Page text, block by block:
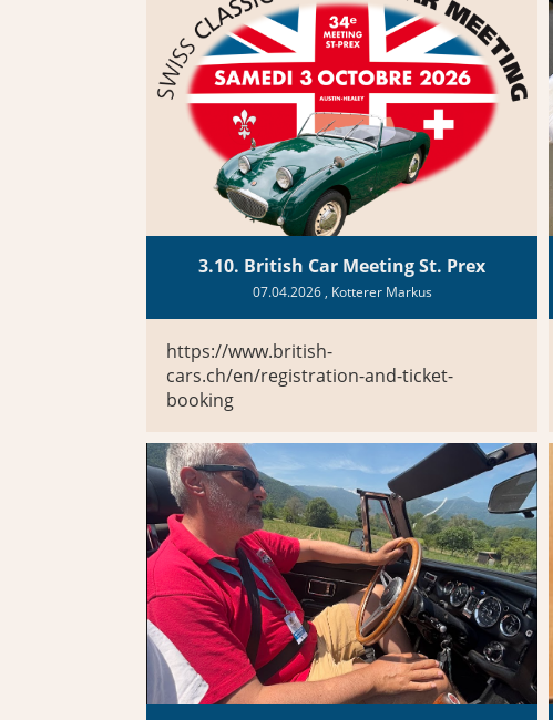
3.10. British Car Meeting St. Prex
07.04.2026, Kotterer Markus
https://www.british-
cars.ch/en/registration-and-ticket-
booking